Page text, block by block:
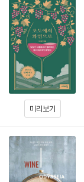
미리보기